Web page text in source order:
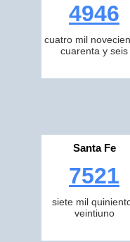
4946
cuatro mil
cuarenta y seis
Santa Fe
7521
siete mil
veintiuno